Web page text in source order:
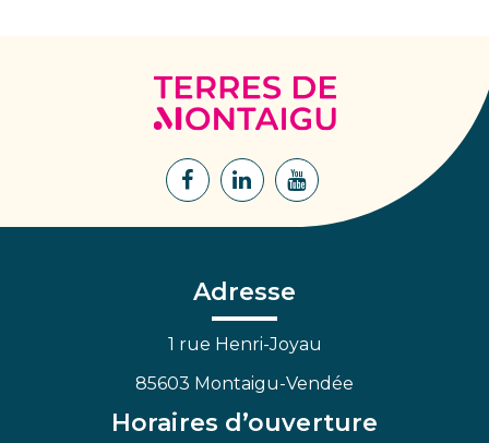
Terres
de
Montaigu
Lien
Facebook
Lien
Lien
Adresse
1 rue Henri-Joyau
85603 Montaigu-Vendée
Horaires d’ouverture